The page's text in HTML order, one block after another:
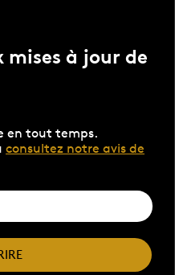
mises à jour de
en tout temps.
consultez notre avis de